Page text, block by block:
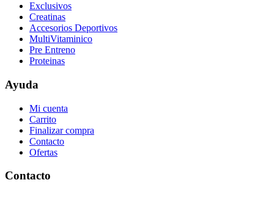
Exclusivos
Creatinas
Accesorios Deportivos
MultiVitaminico
Pre Entreno
Proteinas
Ayuda
Mi cuenta
Carrito
Finalizar compra
Contacto
Ofertas
Contacto